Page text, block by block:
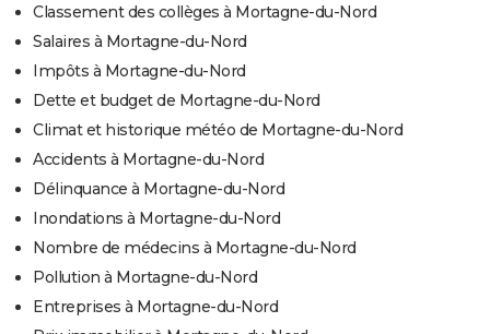
Classement des collèges à Mortagne-du-Nord
Salaires à Mortagne-du-Nord
Impôts à Mortagne-du-Nord
Dette et budget de Mortagne-du-Nord
Climat et historique météo de Mortagne-du-Nord
Accidents à Mortagne-du-Nord
Délinquance à Mortagne-du-Nord
Inondations à Mortagne-du-Nord
Nombre de médecins à Mortagne-du-Nord
Pollution à Mortagne-du-Nord
Entreprises à Mortagne-du-Nord